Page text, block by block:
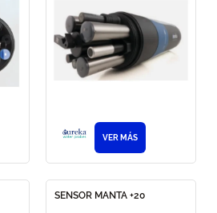
VER MÁS
SENSOR MANTA +20